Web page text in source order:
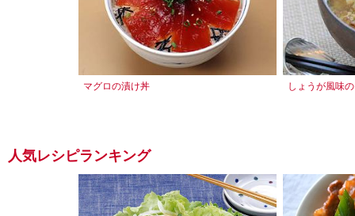
マグロの漬け丼 しょうが風味
人気レシピランキング